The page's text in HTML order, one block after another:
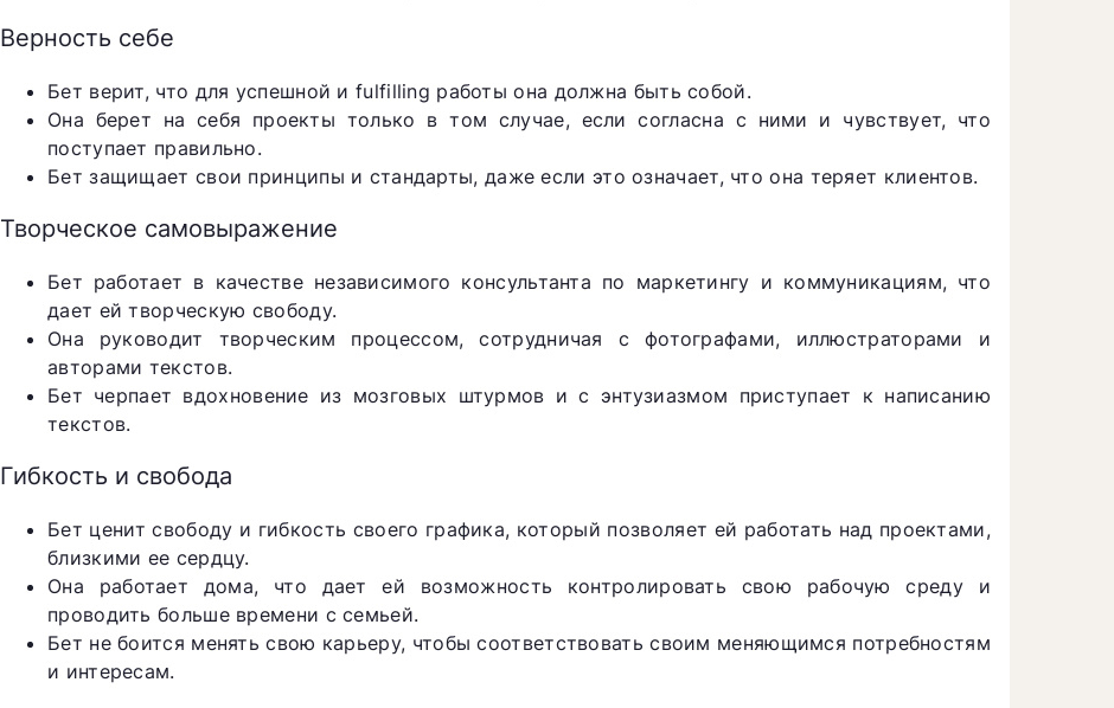
Верность себе
Бет верит, что для успешной и fulfilling работы она должна быть собой.
Она берет на себя проекты только в том случае, если согласна с ними и чувствует, что
поступает правильно.
Бет защищает свои принципы и стандарты, даже если это означает, что она теряет клиентов.
Творческое самовыражение
Бет работает в качестве независимого консультанта по маркетингу и коммуникациям, что
дает ей творческую свободу.
Она руководит творческим процессом, сотрудничая с фотографами, иллюстраторами и
авторами текстов.
Бет черпает вдохновение из мозговых штурмов и с энтузиазмом приступает к написанию
текстов.
Гибкость и свобода
Бет ценит свободу и гибкость своего графика, который позволяет ей работать над проектами,
близкими ее сердцу.
Она работает дома, что дает ей возможность контролировать свою рабочую среду и
проводить больше времени с семьей.
Бет не боится менять свою карьеру, чтобы соответствовать своим меняющимся потребностям
и интересам.